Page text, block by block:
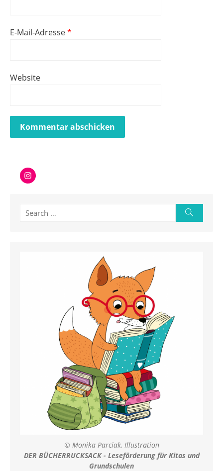
E-Mail-Adresse*
Website
Instagram
Search
© Monika Parciak, Illustration
DER BÜCHERRUCKSACK - Leseförderung für Kitas und
Grundschulen